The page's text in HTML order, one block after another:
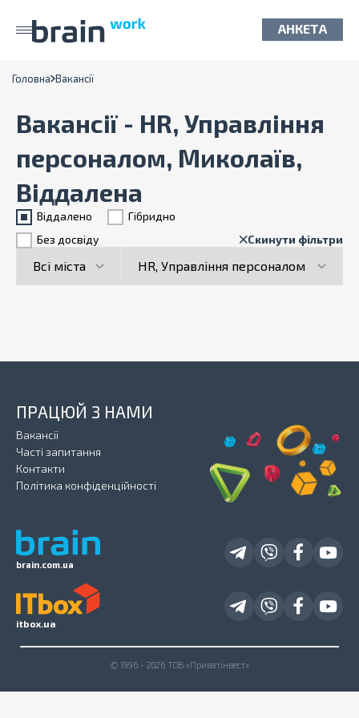
АНКЕТА
Головна Вакансії
Вакансії - HR, Управління
персоналом, Миколаїв,
Віддалена
Віддалено
Гiбридно
Без досвіду
Скинути фільтри
brain.com.ua
ПРАЦЮЙ З НАМИ
Вакансії
Часті запитання
Контакти
Політика конфіденційності
itbox.ua
© 1996 - 2026 ТОВ «Приватінвест»